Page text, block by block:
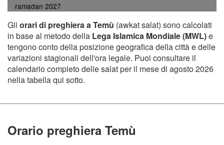
ramadan 2027
Gli orari di preghiera a Temù (awkat salat) sono calcolati
in base al metodo della Lega Islamica Mondiale (MWL)e
tengono conto della posizione geografica della città e delle
variazioni stagionali dell'ora legale. Puoi consultare il
calendario completo delle salat per il mese di agosto 2026
nella tabella qui sotto.
Orario preghiera Temù